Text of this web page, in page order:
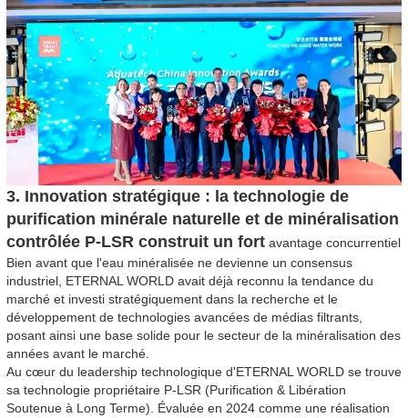
3. Innovation stratégique : la technologie de
purification minérale naturelle et de minéralisation
contrôlée P-LSR construit un fort avantage concurrentiel
Bien avant que l'eau minéralisée ne devienne un consensus
industriel, ETERNAL WORLD avait déjà reconnu la tendance du
marché et investi stratégiquement dans la recherche et le
développement de technologies avancées de médias filtrants,
posant ainsi une base solide pour le secteur de la minéralisation des
années avant le marché.
Au cœur du leadership technologique d'ETERNAL WORLD se trouve
sa technologie propriétaire P-LSR (Purification & Libération
Soutenue à Long Terme). Évaluée en 2024 comme une réalisation